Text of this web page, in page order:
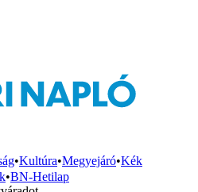
•Kultúra•Megyejáró•Kék
•BN-Hetilap